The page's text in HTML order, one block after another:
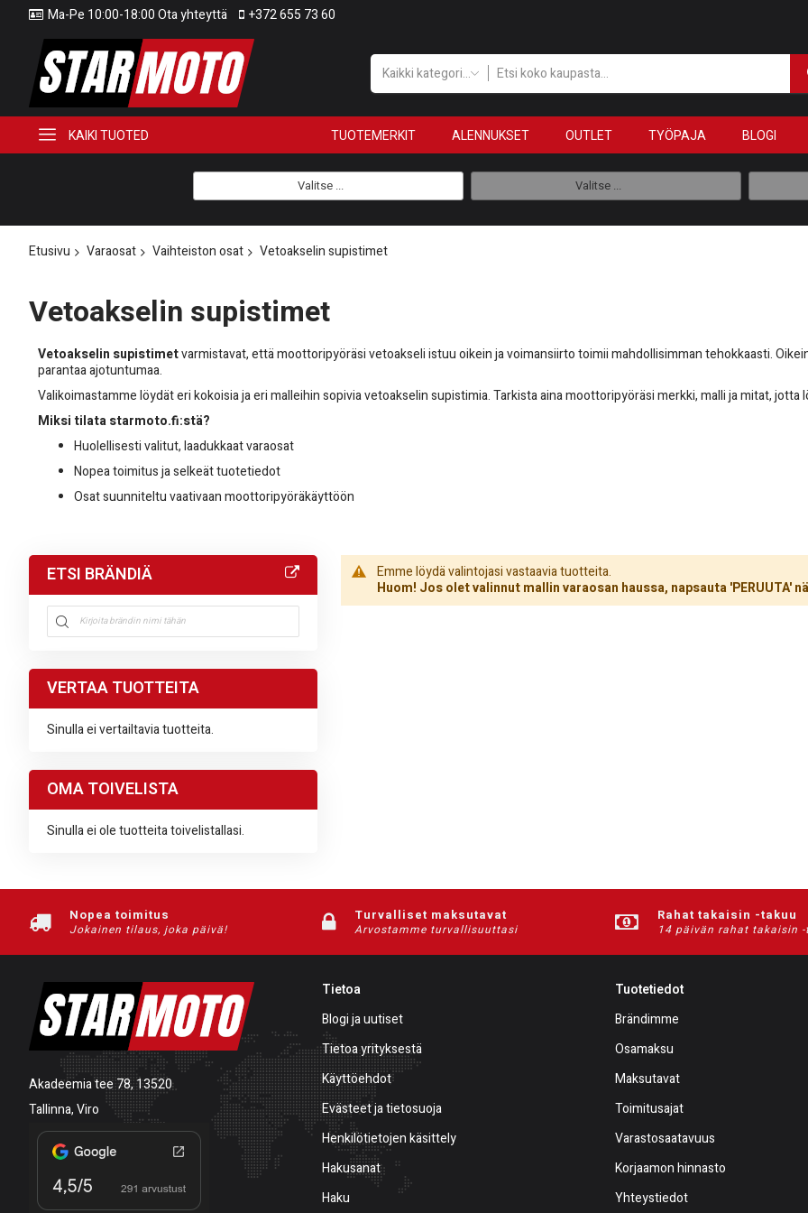
Ma-Pe 10:00-18:00 Ota yhteyttä +372 655 73 60
Kaikki kategoriat
KAIKI TUOTED TUOTEMERKIT ALENNUKSET OUTLET TYÖPAJA BLOGI
Valitse ... Valitse ...
Etusivu Varaosat Vaihteiston osat Vetoakselin supistimet
Vetoakselin supistimet
Vetoakselin supistimetvarmistavat, että moottoripyöräsi vetoakseli istuu oikein ja voimansiirto toimii mahdollisimman tehokkaasti.
parantaa ajotuntumaa.
Valikoimastamme löydät eri kokoisia ja eri malleihin sopivia vetoakselin supistimia. Tarkista aina moottoripyöräsi merkki, malli ja mitat,
Miksi tilata starmoto.fi:stä?
Huolellisesti valitut, laadukkaat varaosat
Nopea toimitus ja selkeät tuotetiedot
Osat suunniteltu vaativaan moottoripyöräkäyttöön
Emme löydä valintojasi vastaavia tuotteita.
Huom! Jos olet valinnut mallin varaosan haussa, napsauta 'PERUUTA'
ETSI BRÄNDIÄ
VERTAA TUOTTEITA
Sinulla ei vertailtavia tuotteita.
OMA TOIVELISTA
Sinulla ei ole tuotteita toivelistallasi.
Nopea toimitus
Jokainen tilaus, joka päivä!
Turvalliset maksutavat
Arvostamme turvallisuuttasi
Rahat takaisin -takuu
14 päivän rahat takaisin
Akadeemia tee 78, 13520
Tallinna, Viro
Tietoa
Blogi ja uutiset
Tietoa yrityksestä
Käyttöehdot
Evästeet ja tietosuoja
Henkilötietojen käsittely
Hakusanat
Haku
Tuotetiedot
Brändimme
Osamaksu
Maksutavat
Toimitusajat
Varastosaatavuus
Korjaamon hinnasto
Yhteystiedot